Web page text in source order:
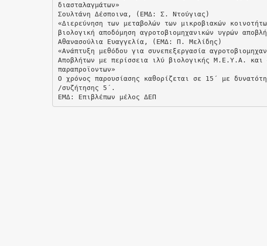
διασταλαγμάτων»
Σουλτάνη Δέσποινα, (ΕΜΔ: Σ. Ντούγιας)
«Διερεύνηση των μεταβολών των μικροβιακών
βιολογική αποδόμηση αγροτοβιομηχανικών υγρών
Αθανασούλια Ευαγγελία, (ΕΜΔ: Π. Μελίδης)
«Ανάπτυξη μεθόδου για συνεπεξεργασία
Αποβλήτων με περίσσεια ιλύ βιολογικής Μ.Ε.Υ.Α. και
παραπροϊοντων»
Ο χρόνος παρουσίασης καθορίζεται σε 15΄ με
/συζήτησης 5΄.